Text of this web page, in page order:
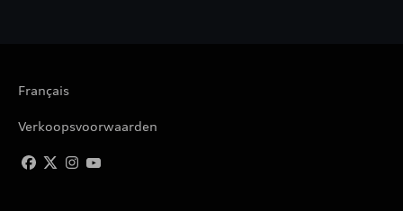
Français
Verkoopsvoorwaarden